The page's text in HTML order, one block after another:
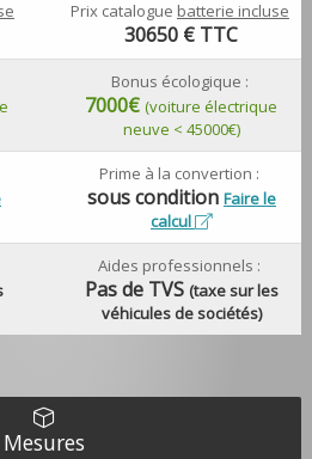
Prix catalogue batterie incluse
30650 € TTC
Bonus écologique :
7000€(voiture électrique
neuve < 45000€)
Prime à la convertion :
sous condition Faire le
calcul
Aides professionnels :
Pas de TVS (taxe sur les
véhicules de sociétés)
Mesures